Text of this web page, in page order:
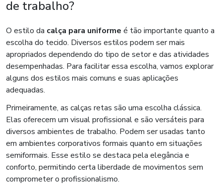
de trabalho?
O estilo da calça para uniforme é tão importante quanto a
escolha do tecido. Diversos estilos podem ser mais
apropriados dependendo do tipo de setor e das atividades
desempenhadas. Para facilitar essa escolha, vamos explorar
alguns dos estilos mais comuns e suas aplicações
adequadas.
Primeiramente, as calças retas são uma escolha clássica.
Elas oferecem um visual profissional e são versáteis para
diversos ambientes de trabalho. Podem ser usadas tanto
em ambientes corporativos formais quanto em situações
semiformais. Esse estilo se destaca pela elegância e
conforto, permitindo certa liberdade de movimentos sem
comprometer o profissionalismo.